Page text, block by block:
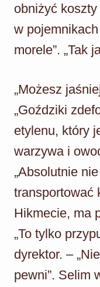
obniżyć
w
morele”. „Tak
„Możesz
„Goździki
etylenu, który
warzywa i
„Absolutnie
transportować
Hikmecie, ma
„To tylko
dyrektor. –
pewni”. Selim